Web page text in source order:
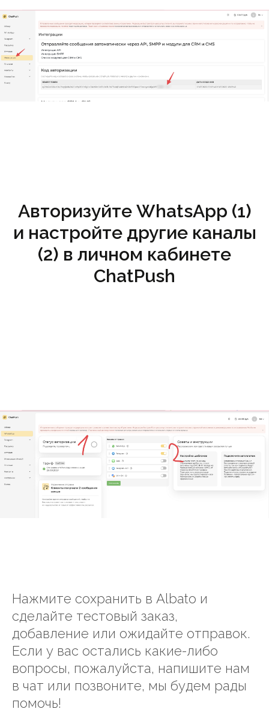
Авторизуйте WhatsApp (1)
и настройте другие каналы
(2) в личном кабинете
ChatPush
Нажмите сохранить в Albato и
сделайте тестовый заказ,
добавление или ожидайте отправок.
Если у вас остались какие-либо
вопросы, пожалуйста, напишите нам
в чат или позвоните, мы будем рады
помочь!